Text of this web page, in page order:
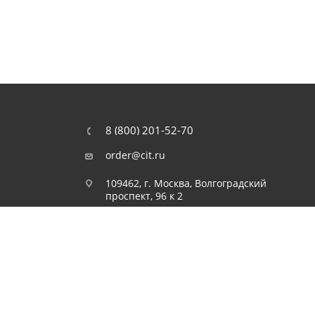
8 (800) 201-52-70
order@cit.ru
109462, г. Москва, Волгоградский
проспект, 96 к 2